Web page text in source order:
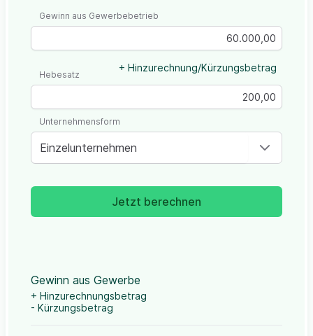
Gewinn aus Gewerbebetrieb
+ Hinzurechnung/Kürzungsbetrag
Hebesatz
Einzelunternehmen
Unternehmensform
Jetzt berechnen
Gewinn aus Gewerbe
+ Hinzurechnungsbetrag
- Kürzungsbetrag